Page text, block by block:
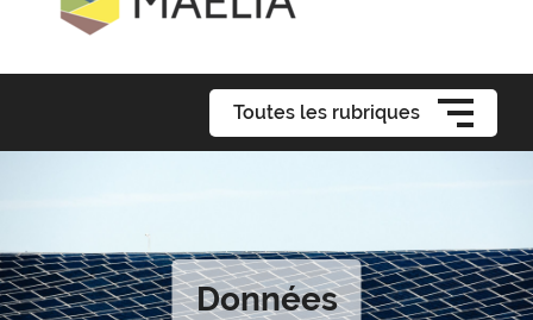
Toutes les rubriques
Données